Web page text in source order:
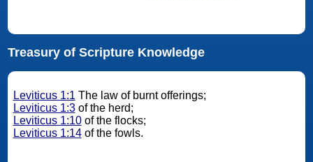
Treasury of Scripture Knowledge
Leviticus 1:1 The law of burnt offerings;
Leviticus 1:3of the herd;
Leviticus 1:10of the flocks;
Leviticus 1:14of the fowls.